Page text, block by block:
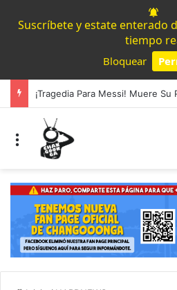
Suscríbete y estate enterado
tiempo
Bloquear
Menú